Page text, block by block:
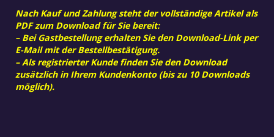
Nach Kauf und Zahlung steht der vollständige Artikel als
PDF zum Download für Sie bereit:
– Bei Gastbestellung erhalten Sie den Download-Link per
E-Mail mit der Bestellbestätigung.
– Als registrierter Kunde finden Sie den Download
zusätzlich in Ihrem Kundenkonto (bis zu 10 Downloads
möglich).